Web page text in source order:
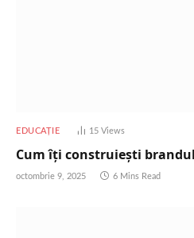
EDUCAȚIE 15Views
Cum îți construiești
octombrie 9, 2025 6 Mins Read